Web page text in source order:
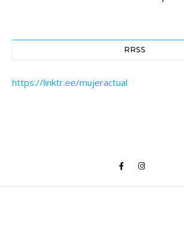
RRSS
https://linktr.ee/mujeractual